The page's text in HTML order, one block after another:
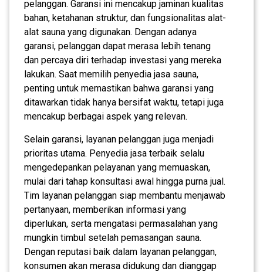
pelanggan. Garansi ini mencakup jaminan kualitas
bahan, ketahanan struktur, dan fungsionalitas alat-
alat sauna yang digunakan. Dengan adanya
garansi, pelanggan dapat merasa lebih tenang
dan percaya diri terhadap investasi yang mereka
lakukan. Saat memilih penyedia jasa sauna,
penting untuk memastikan bahwa garansi yang
ditawarkan tidak hanya bersifat waktu, tetapi juga
mencakup berbagai aspek yang relevan.
Selain garansi, layanan pelanggan juga menjadi
prioritas utama. Penyedia jasa terbaik selalu
mengedepankan pelayanan yang memuaskan,
mulai dari tahap konsultasi awal hingga purna jual.
Tim layanan pelanggan siap membantu menjawab
pertanyaan, memberikan informasi yang
diperlukan, serta mengatasi permasalahan yang
mungkin timbul setelah pemasangan sauna.
Dengan reputasi baik dalam layanan pelanggan,
konsumen akan merasa didukung dan dianggap